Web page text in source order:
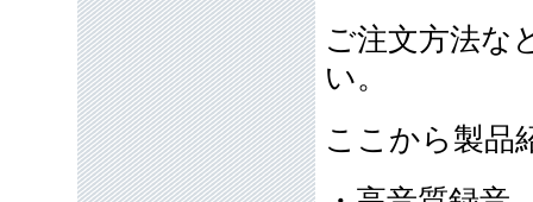
ご注文方法な
い。
ここから製品